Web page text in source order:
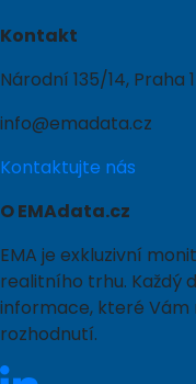
Kontakt
Národní 135/14, Praha 1
info@emadata.cz
Kontaktujte nás
O EMAdata.cz
EMA je exkluzivní
realitního trhu. Každý
informace, které Vám
rozhodnutí.